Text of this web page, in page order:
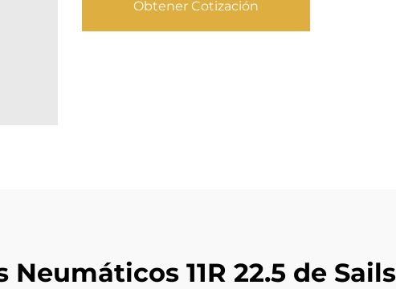
Obtener Cotización
11R 22.5 de